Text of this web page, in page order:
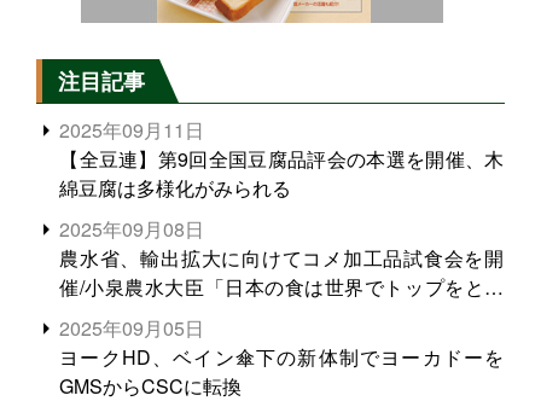
注目記事
2025年09月11日
【全豆連】第9回全国豆腐品評会の本選を開催、木
綿豆腐は多様化がみられる
2025年09月08日
農水省、輸出拡大に向けてコメ加工品試食会を開
催/小泉農水大臣「日本の食は世界でトップをとれ
る。米増産に向けて、米輸出需要の拡大を」
2025年09月05日
ヨークHD、ベイン傘下の新体制でヨーカドーを
GMSからCSCに転換